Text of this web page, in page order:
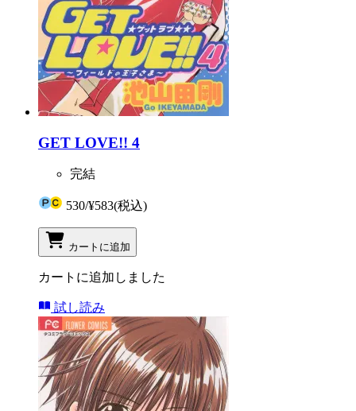
GET LOVE!! 4
完結
530/¥583(税込)
カートに追加
カートに追加しました
試し読み